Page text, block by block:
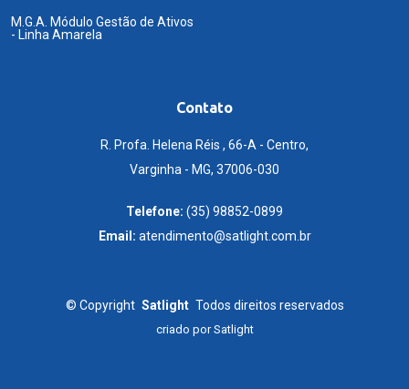
M.G.A. Módulo Gestão de Ativos
- Linha Amarela
Contato
R. Profa. Helena Réis , 66-A - Centro,
Varginha - MG, 37006-030
Telefone: (35) 98852-0899
Email: atendimento@satlight.com.br
© Copyright Satlight Todos direitos reservados
criado porSatlight